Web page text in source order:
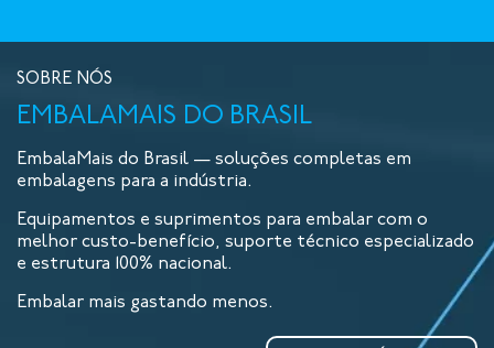
SOBRE NÓS
EMBALAMAIS DO BRASIL
EmbalaMais do Brasil — soluções completas em
embalagens para a indústria.
Equipamentos e suprimentos para embalar com o
melhor custo-benefício, suporte técnico especializado
e estrutura 100% nacional.
Embalar mais gastando menos.